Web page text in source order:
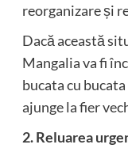
reorganizare și
Dacă această
Mangalia va fi
bucata cu
ajunge la fier
2. Reluarea